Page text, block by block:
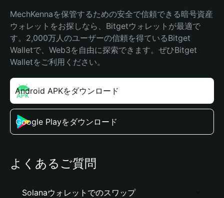
MechKennaを保管するための安全で信頼できる暗号資産
ウォレットをお探しなら、Bitgetウォレットが最適で
す。2,000万人のユーザーの信頼を得ているBitget
Walletで、Web3を自由に探索できます。ぜひBitget
Walletをご利用ください。
Android APKをダウンロード
Google Playをダウンロード
よくあるご質問
Solanaウォレットでのスワップ